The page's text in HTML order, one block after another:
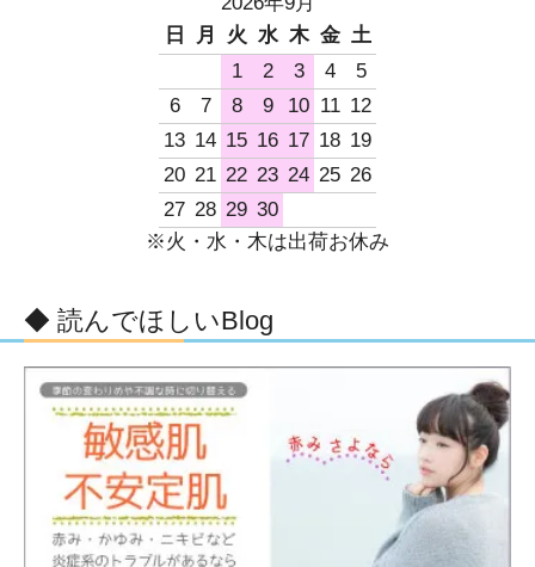
日
月 火 水 木 金 土
1
2 3 4
5
6
7 8 9 10 11 12
13 14 15 16 17 18 19
20 21 22 23 24 25 26
27 28 29 30
※火・水・木は出荷お休み
◆ 読んでほしいBlog